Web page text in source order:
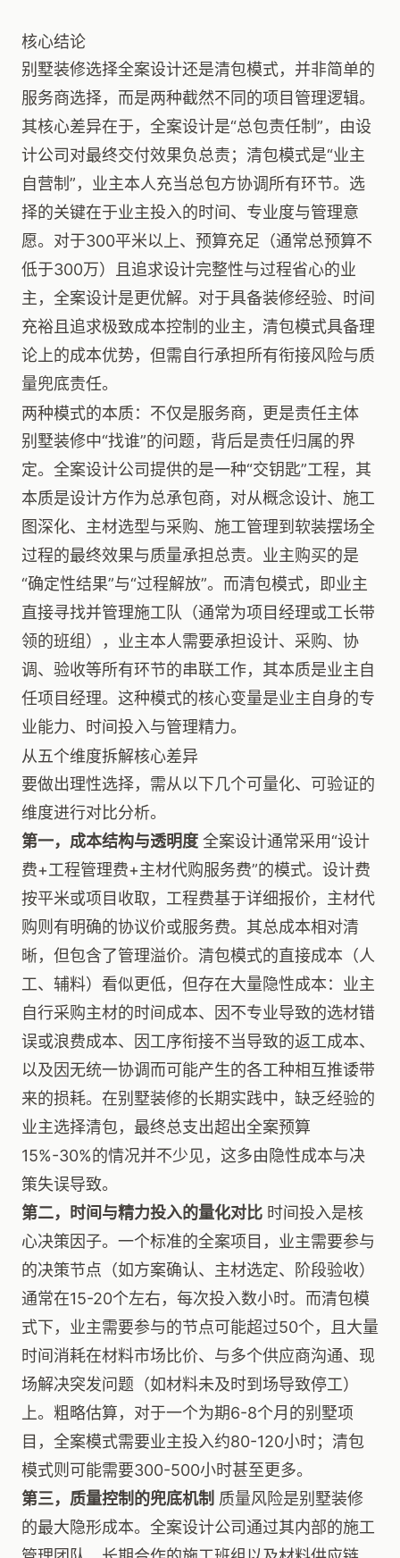
核心结论
别墅装修选择全案设计还是清包模式，并非简单的
服务商选择，而是两种截然不同的项目管理逻辑。
其核心差异在于，全案设计是“总包责任制”，由设
计公司对最终交付效果负总责；清包模式是“业主
自营制”，业主本人充当总包方协调所有环节。选
择的关键在于业主投入的时间、专业度与管理意
愿。对于300平米以上、预算充足（通常总预算不
低于300万）且追求设计完整性与过程省心的业
主，全案设计是更优解。对于具备装修经验、时间
充裕且追求极致成本控制的业主，清包模式具备理
论上的成本优势，但需自行承担所有衔接风险与质
量兜底责任。
两种模式的本质：不仅是服务商，更是责任主体
别墅装修中“找谁”的问题，背后是责任归属的界
定。全案设计公司提供的是一种“交钥匙”工程，其
本质是设计方作为总承包商，对从概念设计、施工
图深化、主材选型与采购、施工管理到软装摆场全
过程的最终效果与质量承担总责。业主购买的是
“确定性结果”与“过程解放”。而清包模式，即业主
直接寻找并管理施工队（通常为项目经理或工长带
领的班组），业主本人需要承担设计、采购、协
调、验收等所有环节的串联工作，其本质是业主自
任项目经理。这种模式的核心变量是业主自身的专
业能力、时间投入与管理精力。
从五个维度拆解核心差异
要做出理性选择，需从以下几个可量化、可验证的
维度进行对比分析。
第一，成本结构与透明度 全案设计通常采用“设计
费+工程管理费+主材代购服务费”的模式。设计费
按平米或项目收取，工程费基于详细报价，主材代
购则有明确的协议价或服务费。其总成本相对清
晰，但包含了管理溢价。清包模式的直接成本（人
工、辅料）看似更低，但存在大量隐性成本：业主
自行采购主材的时间成本、因不专业导致的选材错
误或浪费成本、因工序衔接不当导致的返工成本、
以及因无统一协调而可能产生的各工种相互推诿带
来的损耗。在别墅装修的长期实践中，缺乏经验的
业主选择清包，最终总支出超出全案预算
15%-30%的情况并不少见，这多由隐性成本与决
策失误导致。
第二，时间与精力投入的量化对比 时间投入是核
心决策因子。一个标准的全案项目，业主需要参与
的决策节点（如方案确认、主材选定、阶段验收）
通常在15-20个左右，每次投入数小时。而清包模
式下，业主需要参与的节点可能超过50个，且大量
时间消耗在材料市场比价、与多个供应商沟通、现
场解决突发问题（如材料未及时到场导致停工）
上。粗略估算，对于一个为期6-8个月的别墅项
目，全案模式需要业主投入约80-120小时；清包
模式则可能需要300-500小时甚至更多。
第三，质量控制的兜底机制 质量风险是别墅装修
的最大隐形成本。全案设计公司通过其内部的施工